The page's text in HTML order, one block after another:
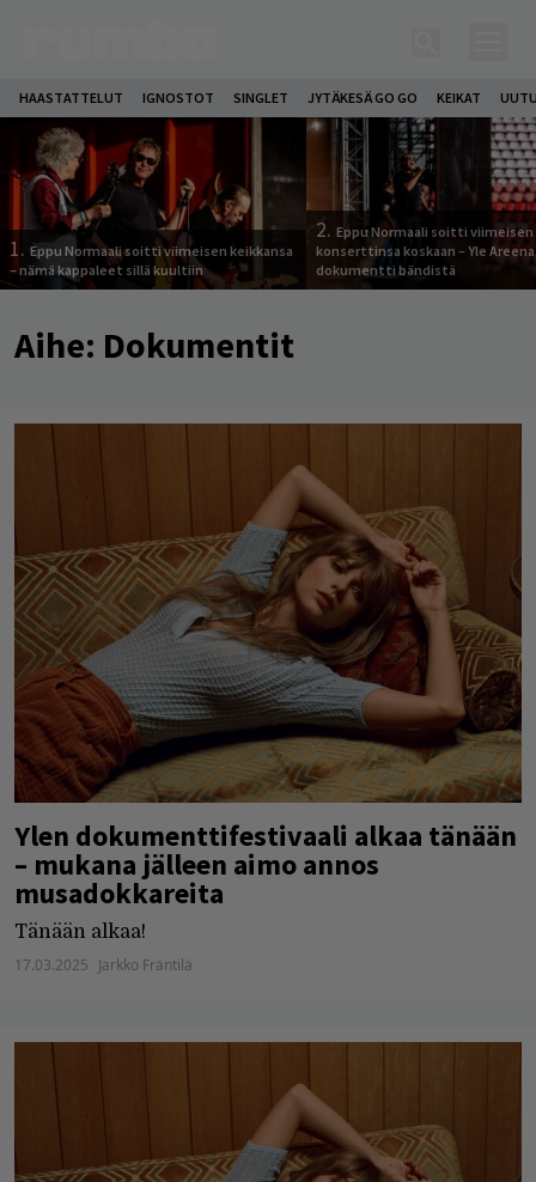
HAASTATTELUT IGNOSTOT SINGLET JYTÄKESÄ GO GO KEIKAT
1. Eppu Normaali soitti viimeisen keikkansa
– nämä kappaleet sillä kuultiin
2. Eppu Normaali soitti viimeisen
konserttinsa koskaan – Yle
dokumentti bändistä
Aihe: Dokumentit
Ylen dokumenttifestivaali alkaa tänään
– mukana jälleen aimo annos
musadokkareita
Tänään alkaa!
17.03.2025 Jarkko Fräntilä